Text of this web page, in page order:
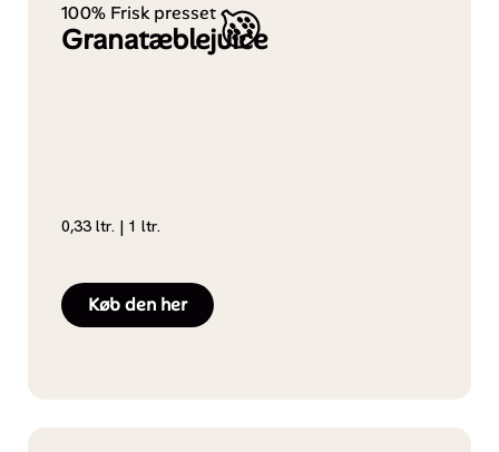
100% Frisk presset
Granatæblejuice
0,33 ltr. | 1 ltr.
Køb den her